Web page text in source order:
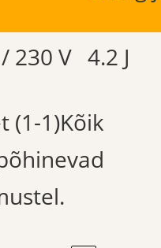
230 V 4.2 J
(1-1)Kõik